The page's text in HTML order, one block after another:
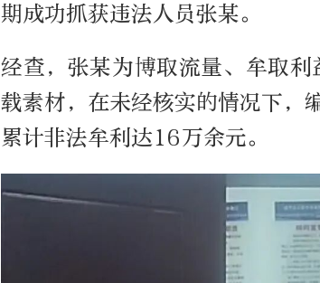
期成功抓获违法人员张某。
经查，张某为博取流量、牟取
载素材，在未经核实的情况下，
累计非法牟利达16万余元。